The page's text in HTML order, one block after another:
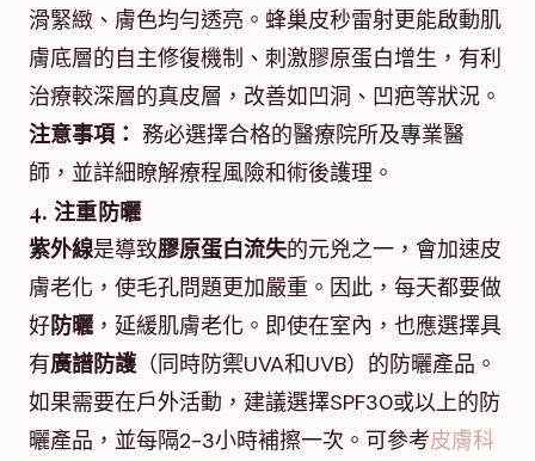
滑緊緻、膚色均勻透亮。蜂巢皮秒雷射更能啟動肌
膚底層的自主修復機制、刺激膠原蛋白增生，有利
治療較深層的真皮層，改善如凹洞、凹疤等狀況。
注意事項： 務必選擇合格的醫療院所及專業醫
師，並詳細瞭解療程風險和術後護理。
4. 注重防曬
紫外線是導致膠原蛋白流失的元兇之一，會加速皮
膚老化，使毛孔問題更加嚴重。因此，每天都要做
好防曬 ，延緩肌膚老化。即使在室內，也應選擇具
有廣譜防護（同時防禦UVA和UVB）的防曬產品。
如果需要在戶外活動，建議選擇SPF30或以上的防
曬產品，並每隔2-3小時補擦一次。可參考皮膚科